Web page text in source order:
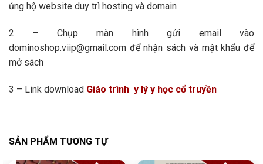
ủng hộ website duy trì hosting và domain
2 – Chụp màn hình gửi email vào
dominoshop.viip@gmail.com để nhận sách và mật khẩu để
mở sách
3 – Link download Giáo trình y lý y học cổ truyền
SẢN PHẨM TƯƠNG TỰ